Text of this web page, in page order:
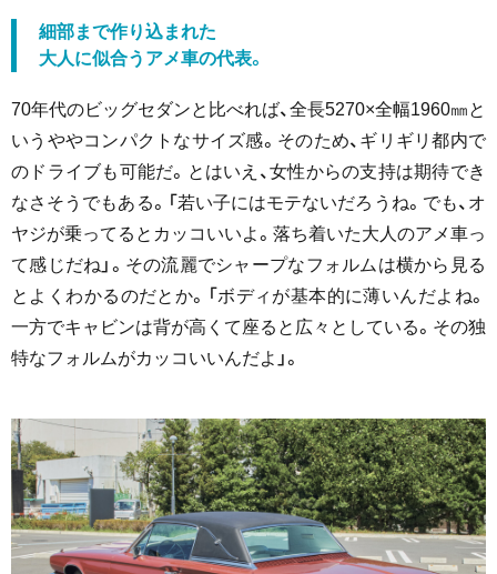
細部まで作り込まれた
大人に似合うアメ車の代表。
70年代のビッグセダンと比べれば、全長5270×全幅1960㎜と
いうややコンパクトなサイズ感。そのため、ギリギリ都内で
のドライブも可能だ。とはいえ、女性からの支持は期待でき
なさそうでもある。「若い子にはモテないだろうね。でも、オ
ヤジが乗ってるとカッコいいよ。落ち着いた大人のアメ車っ
て感じだね」。その流麗でシャープなフォルムは横から見る
とよくわかるのだとか。「ボディが基本的に薄いんだよね。
一方でキャビンは背が高くて座ると広々としている。その独
特なフォルムがカッコいいんだよ」。